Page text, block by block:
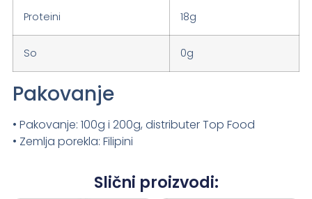
Proteini 18g
So 0g
Pakovanje
• Pakovanje: 100g i 200g, distributer Top Food
• Zemlja porekla: Filipini
Slični proizvodi: